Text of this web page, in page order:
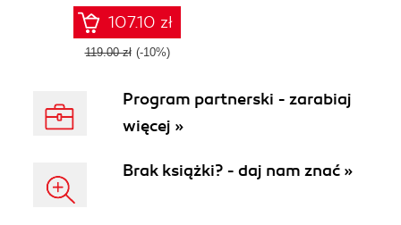
secure practices
for DevOps,
DevSecOps, and
SRE
107.10 zł
119.00 zł (-10%)
Program partnerski - zarabiaj
więcej »
Brak książki? - daj nam znać »